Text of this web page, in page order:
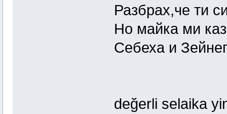
Разбрах,че ти
Но майка ми
Себеха и
değerli selaika